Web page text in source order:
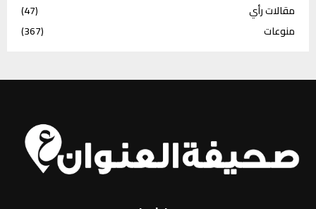
مقالات رأي
(47)
منوعات
(367)